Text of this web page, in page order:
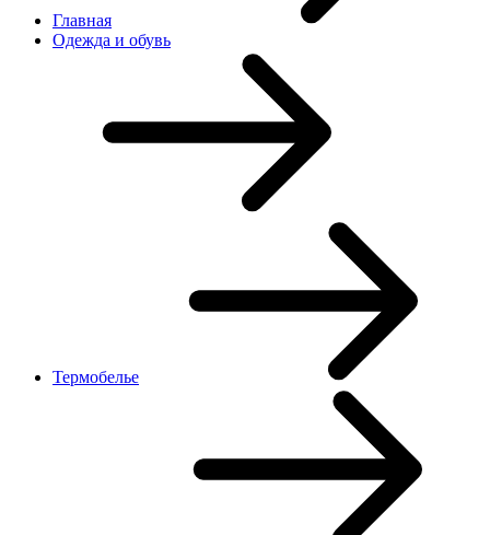
Главная
Одежда и обувь
Термобелье